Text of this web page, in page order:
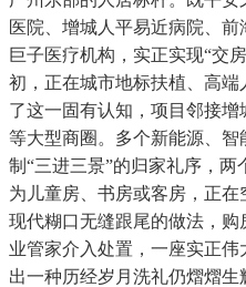
医院、增城人平易近病院、
巨子医疗机构，实正实现“交
初，正在城市地标扶植、高
了这一固有认知，项目邻接
等大型商圈。多个新能源、
制“三进三景”的归家礼序，
为儿童房、书房或客房，正
现代糊口无缝跟尾的做法，
业管家介入处置，一座实正
出一种历经岁月洗礼仍熠熠